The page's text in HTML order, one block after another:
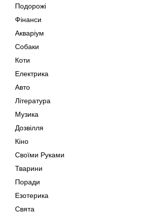
Подорожі
Фінанси
Акваріум
Собаки
Коти
Електрика
Авто
Література
Музика
Дозвілля
Кіно
Своїми Руками
Тварини
Поради
Езотерика
Свята